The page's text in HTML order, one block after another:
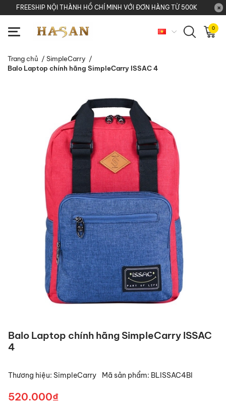
FREESHIP NỘI THÀNH HỒ CHÍ MINH VỚI ĐƠN HÀNG TỪ 500K
0
Trang chủ / SimpleCarry /
Balo Laptop chính hãng SimpleCarry ISSAC 4
Balo Laptop chính hãng SimpleCarry ISSAC
4
Thương hiệu: SimpleCarry Mã sản phẩm: BLISSAC4Bl
520.000₫